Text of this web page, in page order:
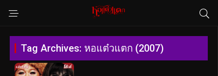
Tag Archives: หอแต๋วแตก (2007)